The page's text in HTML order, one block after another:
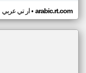
ار تي عربي• arabic.rt.com